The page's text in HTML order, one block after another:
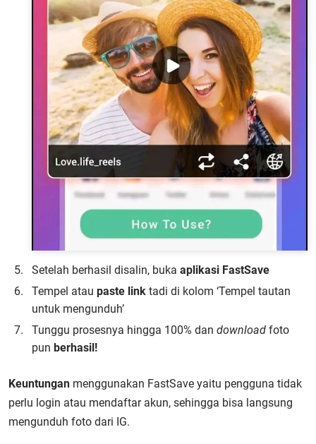
Setelah berhasil disalin, buka aplikasi FastSave
Tempel atau paste link tadi di kolom ‘Tempel tautan
untuk mengunduh’
Tunggu prosesnya hingga 100% dan download foto
pun berhasil!
Keuntungan menggunakan FastSave yaitu pengguna tidak
perlu login atau mendaftar akun, sehingga bisa langsung
mengunduh foto dari IG.